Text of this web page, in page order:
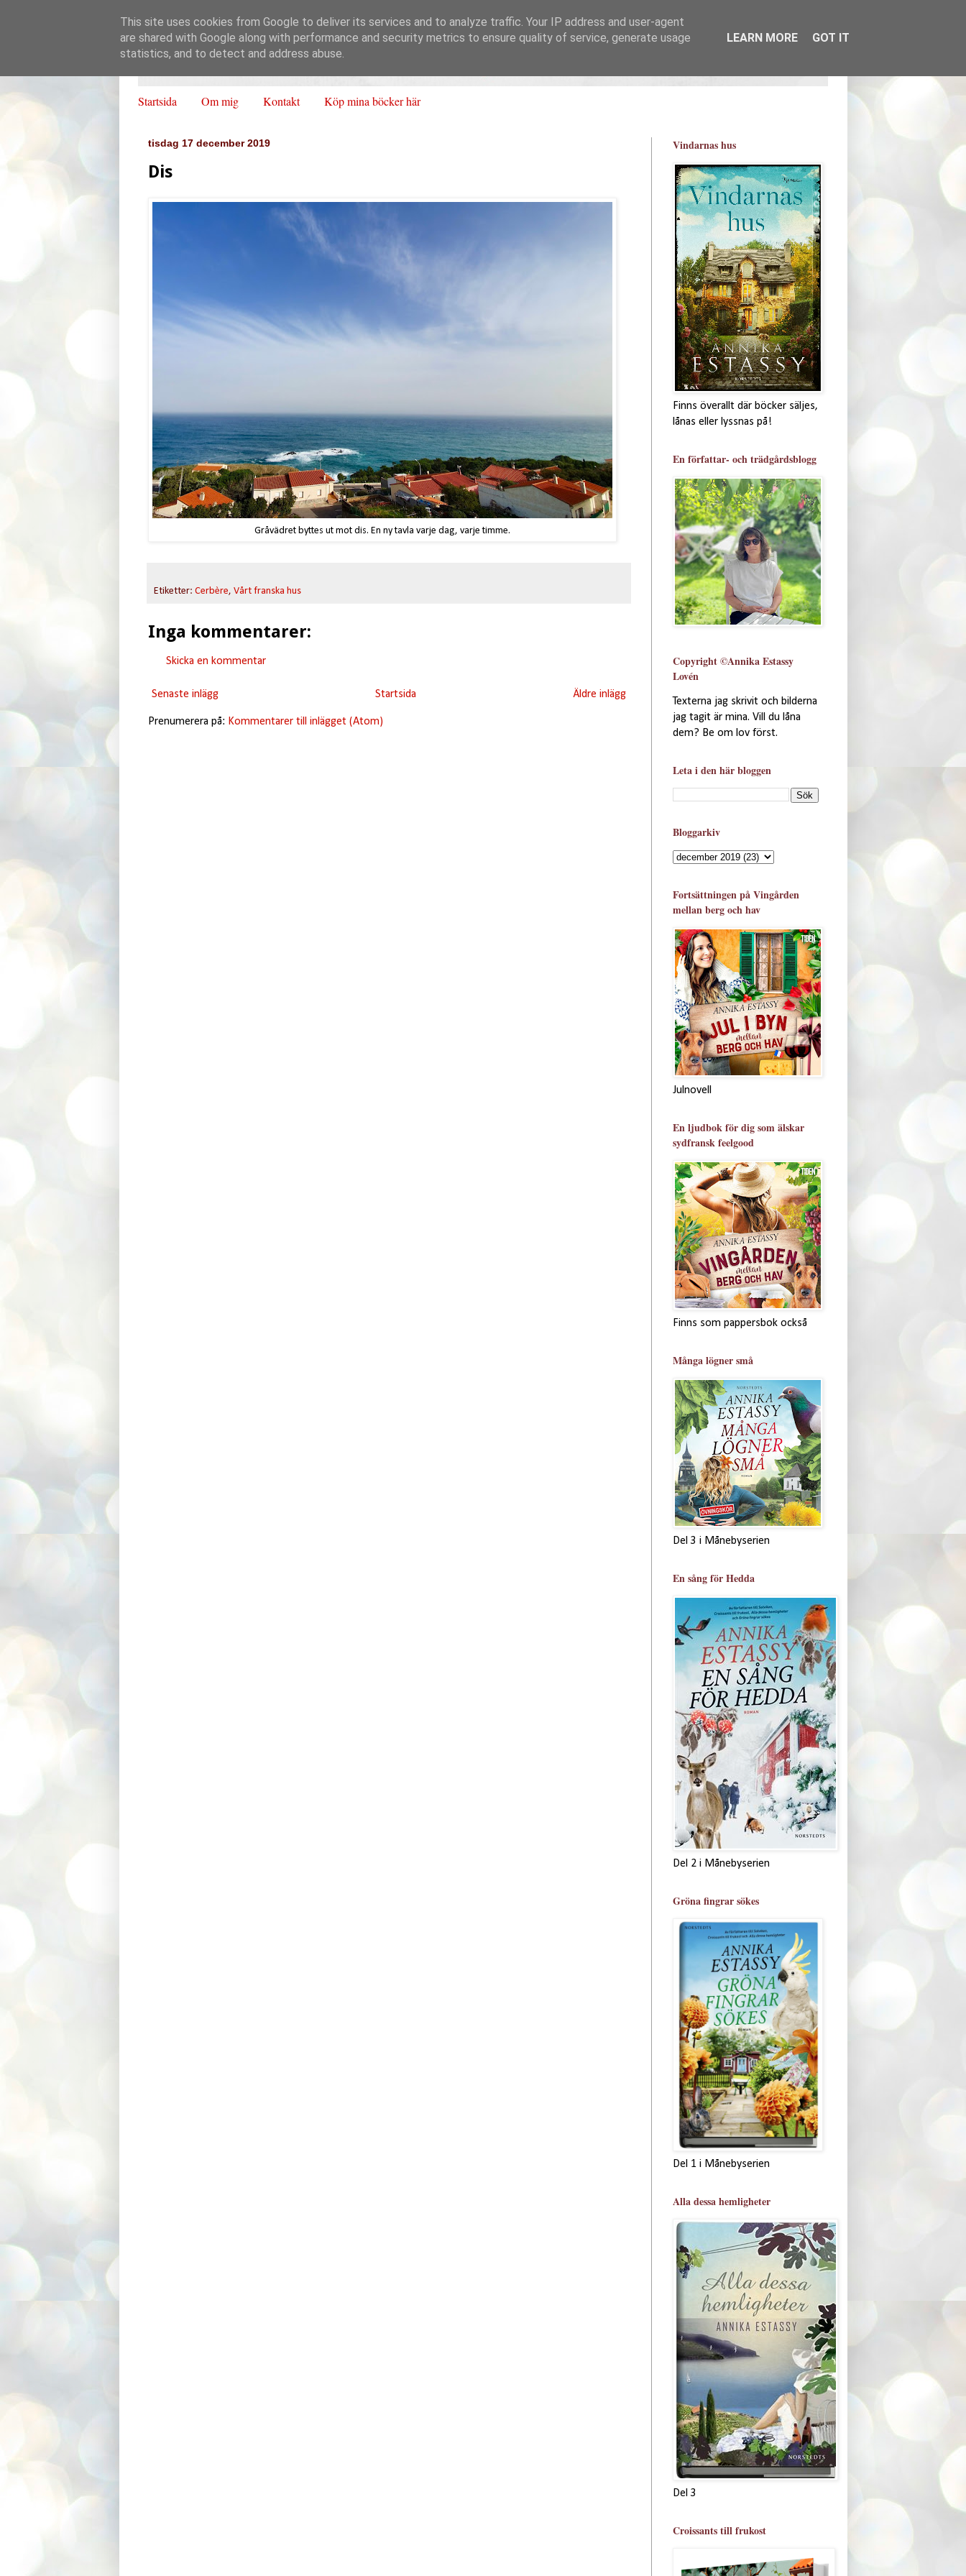
Startsida Om mig Kontakt Köp mina böcker här
tisdag 17 december 2019
Dis
Gråvädret byttes ut mot dis. En ny tavla varje dag, varje timme.
Etiketter: Cerbère, Vårt franska hus
Inga kommentarer:
Skicka en kommentar
Senaste inlägg Äldre inlägg
Startsida
Prenumerera på: Kommentarer till inlägget (Atom)
Vindarnas hus
Finns överallt där böcker säljes,
lånas eller lyssnas på!
En författar- och trädgårdsblogg
Copyright ©Annika Estassy
Lovén
Texterna jag skrivit och bilderna
jag tagit är mina. Vill du låna
dem? Be om lov först.
Leta i den här bloggen
Bloggarkiv
Fortsättningen på Vingården
mellan berg och hav
Julnovell
En ljudbok för dig som älskar
sydfransk feelgood
Finns som pappersbok också
Många lögner små
Del 3 i Månebyserien
En sång för Hedda
Del 2 i Månebyserien
Gröna fingrar sökes
Del 1 i Månebyserien
Alla dessa hemligheter
Del 3
Croissants till frukost
This site uses cookies from Google to deliver its services and to analyze traffic. Your IP address and user-agent
are shared with Google along with performance and security metrics to ensure quality of service, generate usage
statistics, and to detect and address abuse.
LEARN MORE GOT IT